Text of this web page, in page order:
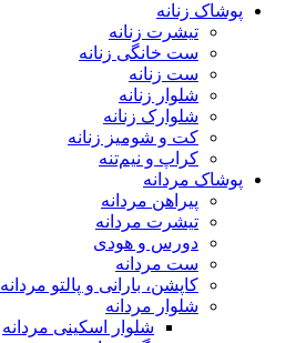
پوشاک زنانه
تیشرت زنانه
ست خانگی زنانه
ست زنانه
شلوار زنانه
شلوارک زنانه
کت و شومیز زنانه
کراپ و نیم‌تنه
پوشاک مردانه
پیراهن مردانه
تیشرت مردانه
دورس و هودی
ست مردانه
کاپشن، بارانی و پالتو مردانه
شلوار مردانه
شلوار اسکینی مردانه